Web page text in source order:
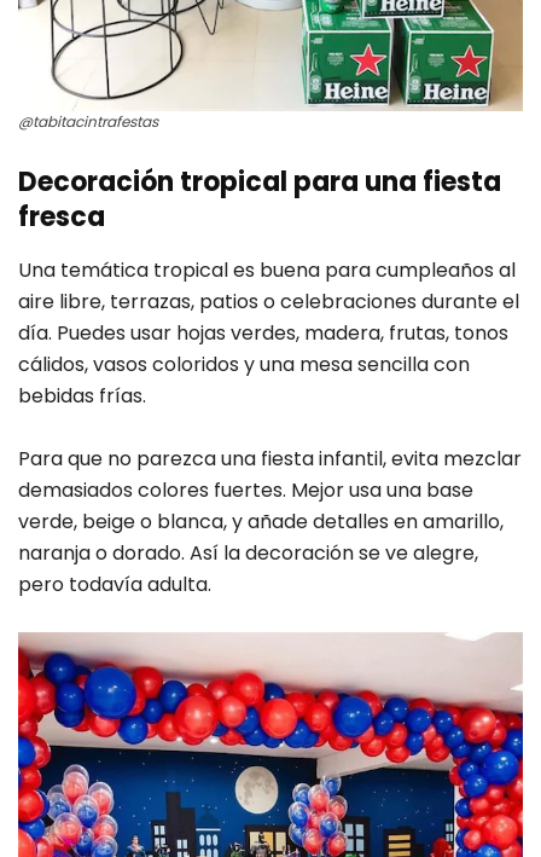
@tabitacintrafestas
Decoración tropical para una fiesta
fresca
Una temática tropical es buena para cumpleaños al
aire libre, terrazas, patios o celebraciones durante el
día. Puedes usar hojas verdes, madera, frutas, tonos
cálidos, vasos coloridos y una mesa sencilla con
bebidas frías.
Para que no parezca una fiesta infantil, evita mezclar
demasiados colores fuertes. Mejor usa una base
verde, beige o blanca, y añade detalles en amarillo,
naranja o dorado. Así la decoración se ve alegre,
pero todavía adulta.